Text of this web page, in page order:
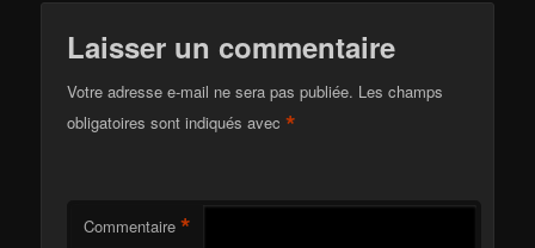
Laisser un commentaire
Votre adresse e-mail ne sera pas publiée. Les champs
obligatoires sont indiqués avec*
Commentaire *